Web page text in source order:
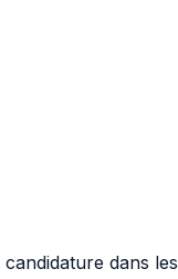
dans les